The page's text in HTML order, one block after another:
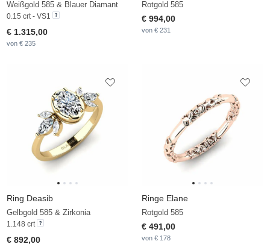
Weißgold 585 & Blauer Diamant
0.15 crt - VS1
€ 1.315,00
von € 235
Rotgold 585
€ 994,00
von € 231
Ring Deasib
Gelbgold 585 & Zirkonia
1.148 crt
€ 892,00
Ringe Elane
Rotgold 585
€ 491,00
von € 178